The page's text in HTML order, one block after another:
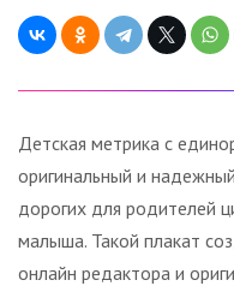
Детская метрика с
оригинальный и
дорогих для родителей
малыша. Такой плакат
онлайн редактора и